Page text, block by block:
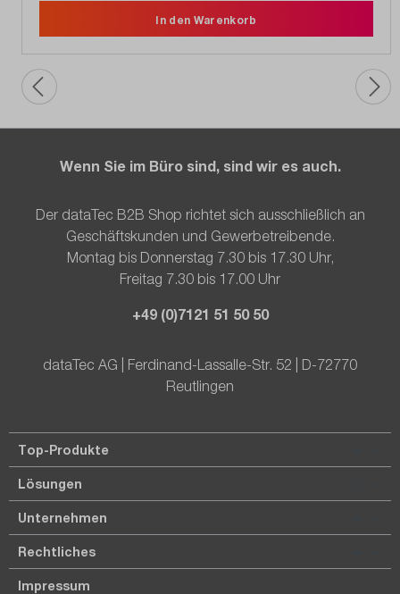
In den Warenkorb
Wenn Sie im Büro sind, sind wir es auch.
Der dataTec B2B Shop richtet sich ausschließlich an
Geschäftskunden und Gewerbetreibende.
Montag bis Donnerstag 7.30 bis 17.30 Uhr,
Freitag 7.30 bis 17.00 Uhr
+49 (0)7121 51 50 50
dataTec AG | Ferdinand-Lassalle-Str. 52 | D-72770
Reutlingen
Top-Produkte
Lösungen
Unternehmen
Rechtliches
Impressum